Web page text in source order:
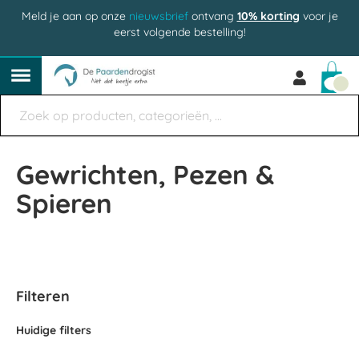
Meld je aan op onze nieuwsbriefontvang 10% korting voor je
eerst volgende bestelling!
Gewrichten, Pezen &
Spieren
Filteren
Huidige filters